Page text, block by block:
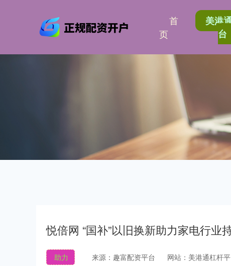
首
页
美港
台
悦倍网 “国补”以旧换新助力家电行业
助力 来源：趣富配资平台 网站：美港通杠杆